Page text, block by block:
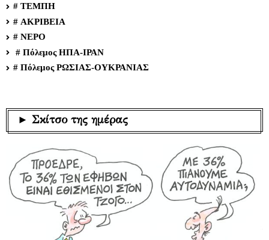
# ΤΕΜΠΗ
# ΑΚΡΙΒΕΙΑ
# ΝΕΡΟ
# Πόλεμος ΗΠΑ-ΙΡΑΝ
# Πόλεμος ΡΩΣΙΑΣ-ΟΥΚΡΑΝΙΑΣ
► Σκίτσο της ημέρας